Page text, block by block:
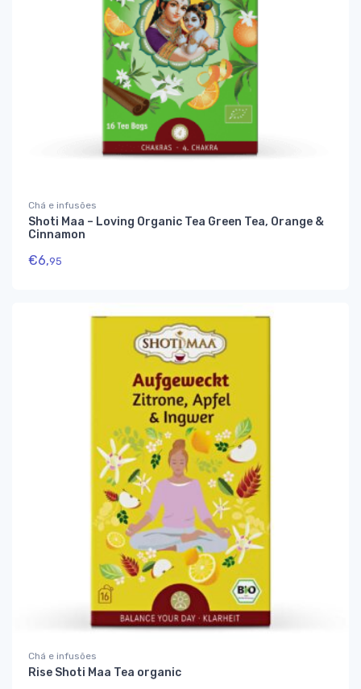
Chá e infusões
Shoti Maa – Loving Organic Tea Green Tea, Orange &
Cinnamon
€6,95
Chá e infusões
Rise Shoti Maa Tea organic